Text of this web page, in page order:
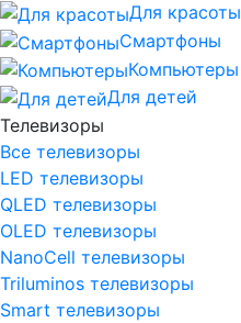
Для красоты
Смартфоны
Компьютеры
Для детей
Телевизоры
Все телевизоры
LED телевизоры
QLED телевизоры
OLED телевизоры
NanoCell телевизоры
Triluminos телевизоры
Smart телевизоры